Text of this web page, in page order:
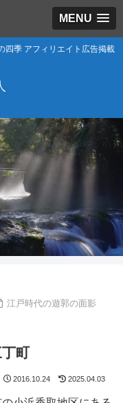
MENU
四季 アフィリエイト広告掲載
江戸時代の遊郭の面影
町
2016.10.24 2025.04.03